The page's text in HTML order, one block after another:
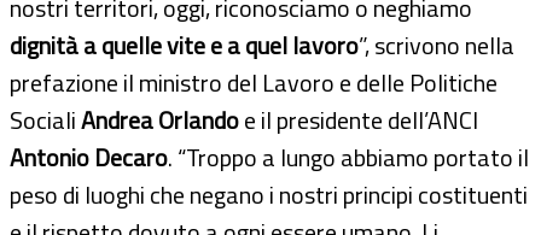
nostri territori, oggi, riconosciamo o neghiamo
dignità a quelle vite e a quel lavoro”, scrivono nella
prefazione il ministro del Lavoro e delle Politiche
SocialiAndrea Orlandoe il presidente dell’ANCI
Antonio Decaro. “Troppo a lungo abbiamo portato il
peso di luoghi che negano i nostri principi costituenti